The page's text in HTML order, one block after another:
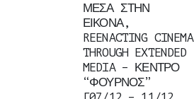
ΜΕΣΑ ΣΤΗΝ
ΕΙΚΟΝΑ,
REENACTING CINEMA
THROUGH EXTENDED
MEDIA – ΚΕΝΤΡΟ
“ΦΟΥΡΝΟΣ”